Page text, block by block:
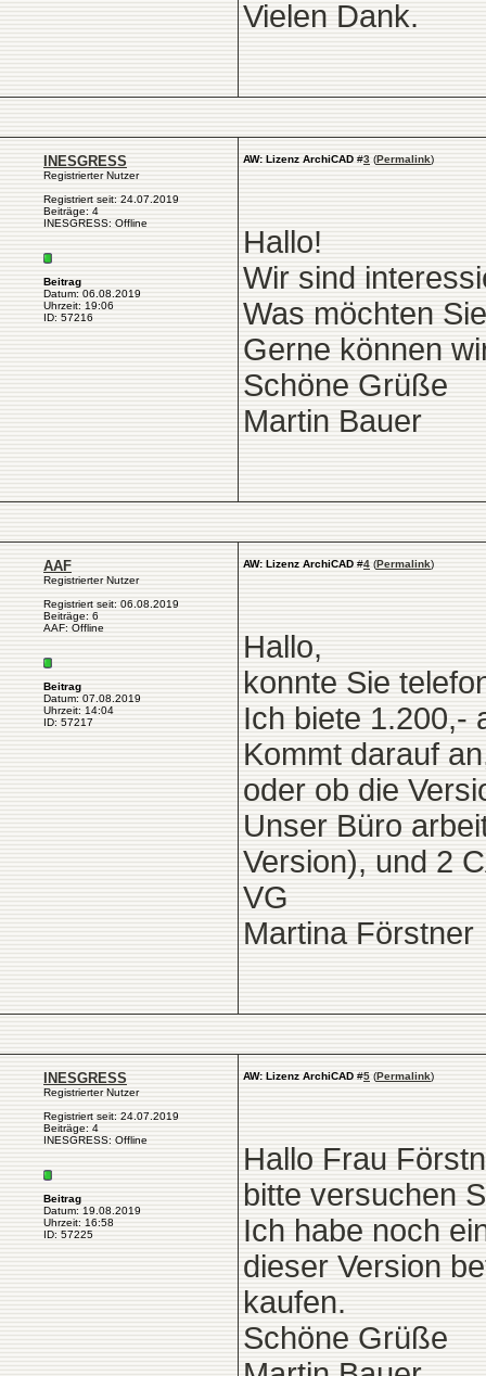
Vielen Dank.
INESGRESS
Registrierter Nutzer
Registriert seit: 24.07.2019
Beiträge: 4
INESGRESS: Offline
Beitrag
Datum: 06.08.2019
Uhrzeit: 19:06
ID: 57216
AW: Lizenz ArchiCAD #3 (Permalink)
Hallo!
Wir sind
Was möchten
Gerne können
Schöne Grüße
Martin Bauer
AAF
Registrierter Nutzer
Registriert seit: 06.08.2019
Beiträge: 6
AAF: Offline
Beitrag
Datum: 07.08.2019
Uhrzeit: 14:04
ID: 57217
AW: Lizenz ArchiCAD #4 (Permalink)
Hallo,
konnte Sie
Ich biete 1.200,-
Kommt darauf
oder ob die
Unser Büro
Version), und 2
VG
Martina Förstner
INESGRESS
Registrierter Nutzer
Registriert seit: 24.07.2019
Beiträge: 4
INESGRESS: Offline
Beitrag
Datum: 19.08.2019
Uhrzeit: 16:58
ID: 57225
AW: Lizenz ArchiCAD #5 (Permalink)
Hallo Frau
bitte versuchen
Ich habe noch
dieser Version
kaufen.
Schöne Grüße